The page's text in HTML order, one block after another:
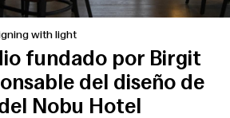
with light
fundado por Birgit
del diseño de
Nobu Hotel